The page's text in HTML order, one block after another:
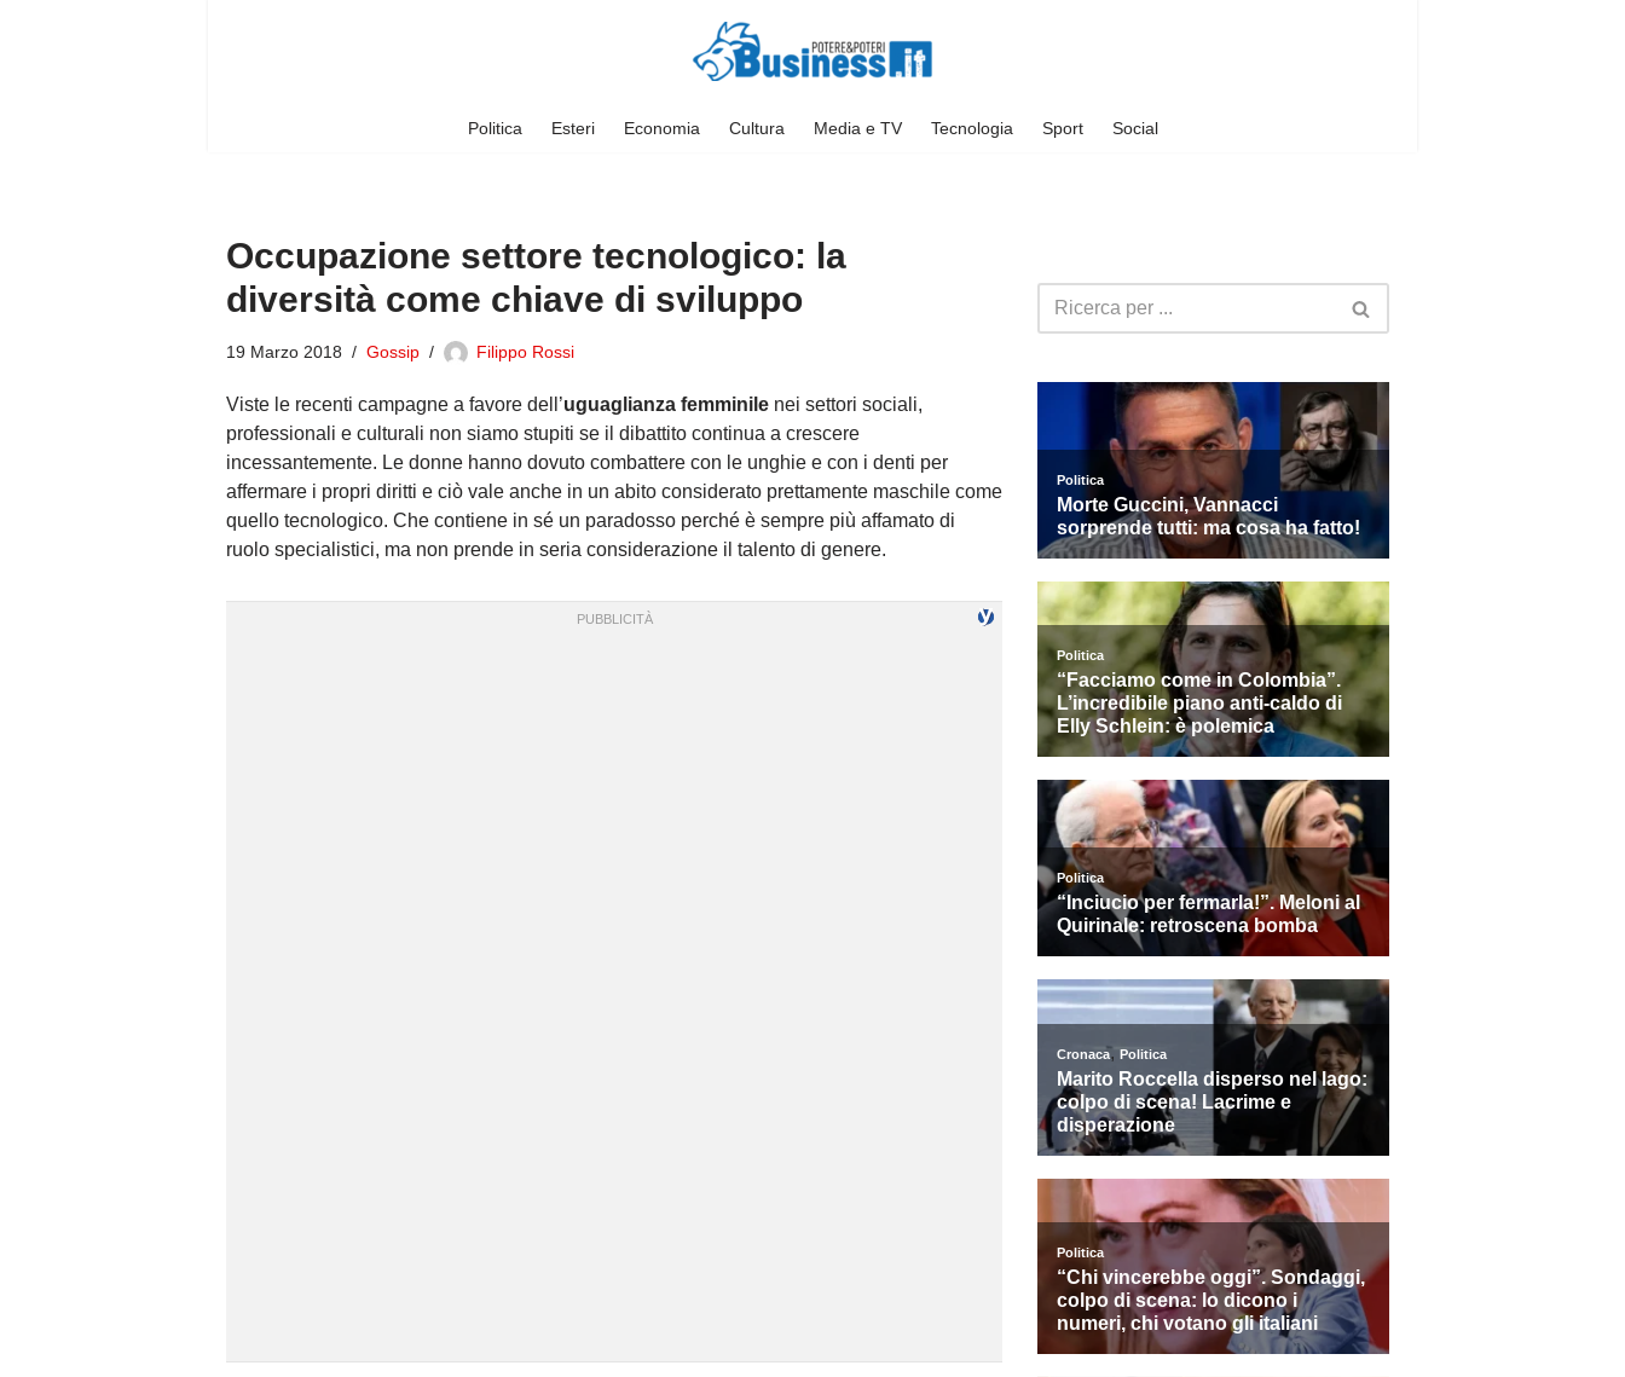
Politica Esteri Economia Cultura Media e TV Tecnologia Sport Social
Occupazione settore tecnologico: la
diversità come chiave di sviluppo
19 Marzo 2018 Gossip Filippo Rossi
Viste le recenti campagne a favore dell’uguaglianza femminile nei settori sociali,
professionali e culturali non siamo stupiti se il dibattito continua a crescere
incessantemente. Le donne hanno dovuto combattere con le unghie e con i denti per
affermare i propri diritti e ciò vale anche in un abito considerato prettamente maschile come
quello tecnologico. Che contiene in sé un paradosso perché è sempre più affamato di
ruolo specialistici, ma non prende in seria considerazione il talento di genere.